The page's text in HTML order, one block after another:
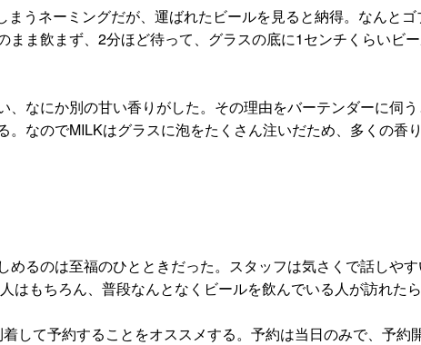
ネーミングだが、運ばれたビールを見ると納得。なんと
ま飲まず、2分ほど待って、グラスの底に1センチくらいビ
なにか別の甘い香りがした。その理由をバーテンダーに伺
なのでMILKはグラスに泡をたくさん注いだため、多くの香
るのは至福のひとときだった。スタッフは気さくで話しや
もちろん、普段なんとなくビールを飲んでいる人が訪れた
て予約することをオススメする。予約は当日のみで、予約